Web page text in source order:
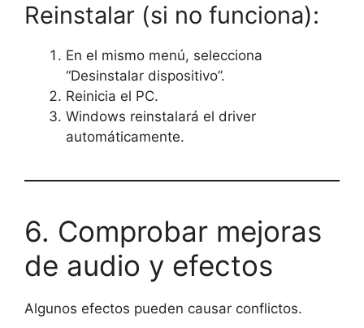
Reinstalar (si no funciona):
En el mismo menú, selecciona
“Desinstalar dispositivo”.
Reinicia el PC.
Windows reinstalará el driver
automáticamente.
6. Comprobar mejoras
de audio y efectos
Algunos efectos pueden causar conflictos.